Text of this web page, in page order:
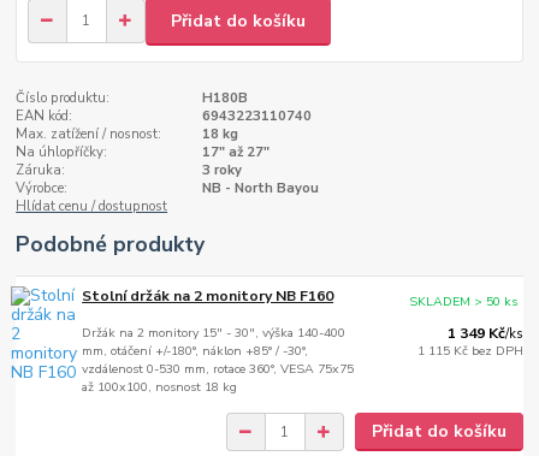
Přidat do košíku
Číslo produktu:
H180B
EAN kód:
6943223110740
Max. zatížení / nosnost:
18 kg
Na úhlopříčky:
17" až 27"
Záruka:
3 roky
Výrobce:
NB - North Bayou
Hlídat cenu / dostupnost
Podobné produkty
Stolní držák na 2 monitory NB F160
Držák na 2 monitory 15" - 30", výška 140-400
mm, otáčení +/-180°, náklon +85° / -30°,
vzdálenost 0-530 mm, rotace 360°, VESA 75x75
až 100x100, nosnost 18 kg
1 349 Kč/ks
1 115 Kč bez DPH
SKLADEM > 50 ks
Přidat do košíku